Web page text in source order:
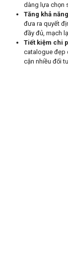
dàng lựa chọn
Tăng khả
đưa ra quyết
đầy đủ, mạch
Tiết kiệm chi
catalogue đẹp
cận nhiều đối